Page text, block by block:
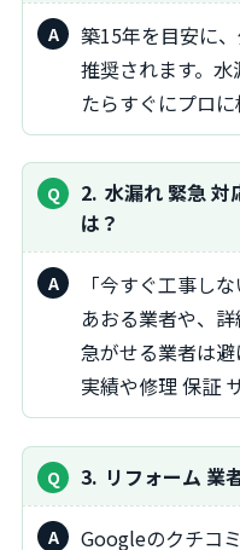
築15年を目安に、少なくとも10年ごとに点検が
推奨されます。
たらすぐにプロに
2 水漏れ 緊急 対
は？
「今すぐ工事しないと大変なことに」と不安を
あおる業者や、
急がせる業者は
実績や修理 保証
3 リフォーム 業
Googleのクチコミ、SUUMO、ホームプロなど